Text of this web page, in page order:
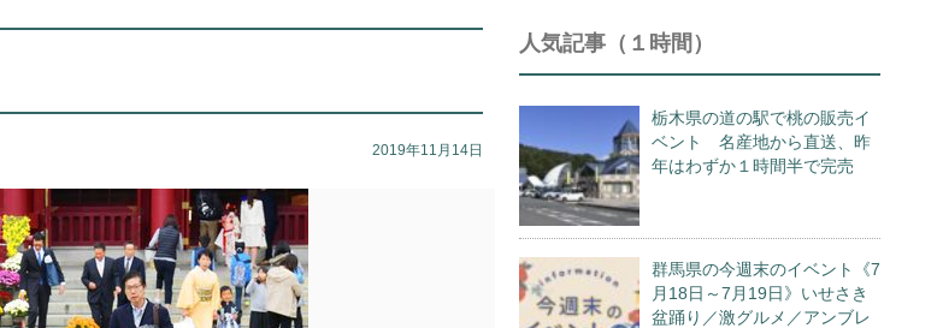
2019年11月14日
人気記事（１時間）
栃木県の道の駅で桃の販売イ
ベント 名産地から直送、昨
年はわずか１時間半で完売
群馬県の今週末のイベント《7
月18日～7月19日》いせさき
盆踊り／激グルメ／アンブレ